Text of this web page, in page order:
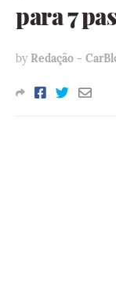
para 7
by Redação -